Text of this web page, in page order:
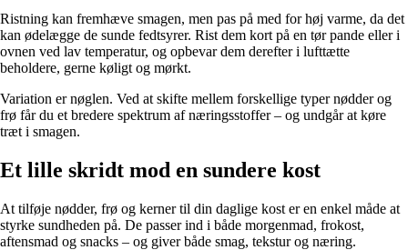
Ristning kan fremhæve smagen, men pas på med for høj varme, da det
kan ødelægge de sunde fedtsyrer. Rist dem kort på en tør pande eller i
ovnen ved lav temperatur, og opbevar dem derefter i lufttætte
beholdere, gerne køligt og mørkt.
Variation er nøglen. Ved at skifte mellem forskellige typer nødder og
frø får du et bredere spektrum af næringsstoffer – og undgår at køre
træt i smagen.
Et lille skridt mod en sundere kost
At tilføje nødder, frø og kerner til din daglige kost er en enkel måde at
styrke sundheden på. De passer ind i både morgenmad, frokost,
aftensmad og snacks – og giver både smag, tekstur og næring.